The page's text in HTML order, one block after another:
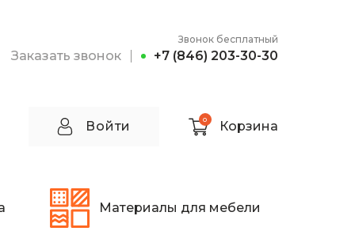
Заказать звонок
Звонок бесплатный
+7 (846) 203-30-30
Войти 0 Корзина
Материалы для мебели